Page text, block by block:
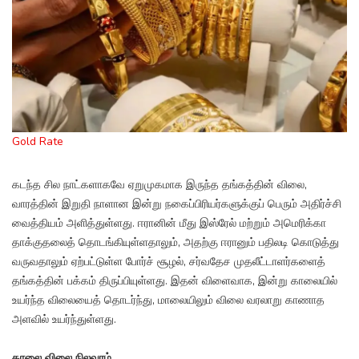
Gold Rate
கடந்த சில நாட்களாகவே ஏறுமுகமாக இருந்த தங்கத்தின் விலை,
வாரத்தின் இறுதி நாளான இன்று நகைப்பிரியர்களுக்குப் பெரும் அதிர்ச்சி
வைத்தியம் அளித்துள்ளது. ஈரானின் மீது இஸ்ரேல் மற்றும் அமெரிக்கா
தாக்குதலைத் தொடங்கியுள்ளதாலும், அதற்கு ஈரானும் பதிலடி கொடுத்து
வருவதாலும் ஏற்பட்டுள்ள போர்ச் சூழல், சர்வதேச முதலீட்டாளர்களைத்
தங்கத்தின் பக்கம் திருப்பியுள்ளது. இதன் விளைவாக, இன்று காலையில்
உயர்ந்த விலையைத் தொடர்ந்து, மாலையிலும் விலை வரலாறு காணாத
அளவில் உயர்ந்துள்ளது.